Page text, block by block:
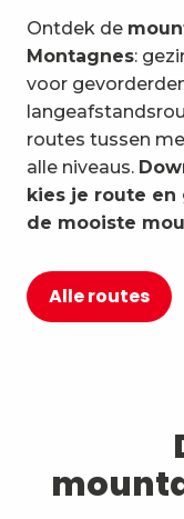
3
4 De
Ontdek de
Montagnes:
voor
routes tussen
alle niveaus.
kies je route
de mooiste
Alle routes